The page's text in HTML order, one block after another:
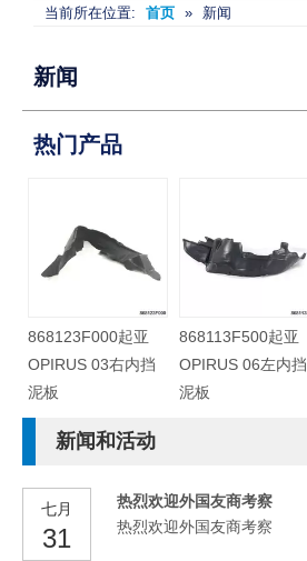
当前所在位置: 首页 » 新闻
新闻
热门产品
868123F000起亚
OPIRUS 03右内挡
泥板
868113F500起亚
OPIRUS 06左内挡
泥板
新闻和活动
七月
31
热烈欢迎外国友商考察
热烈欢迎外国友商考察